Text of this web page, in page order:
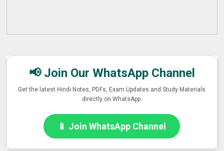
📢 Join Our WhatsApp Channel
Get the latest Hindi Notes, PDFs, Exam Updates and Study Materials
directly on WhatsApp.
📱 Join WhatsApp Channel